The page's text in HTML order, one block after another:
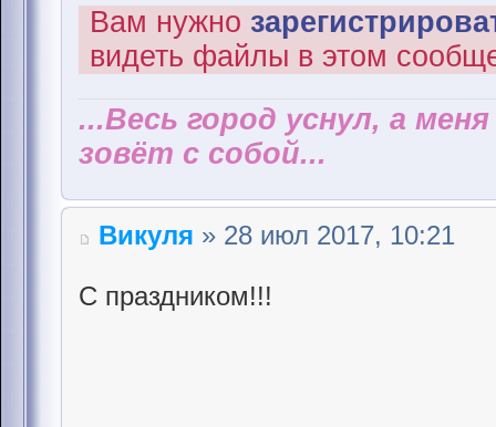
Вам нужно
видеть файлы в этом
...Весь город уснул, а
зовёт с собой...
Викуля » 28 июл 2017, 10:21
С праздником!!!